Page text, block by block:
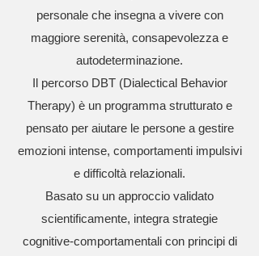
personale che insegna a vivere con
maggiore serenità, consapevolezza e
autodeterminazione.
Il percorso DBT (Dialectical Behavior
Therapy) è un programma strutturato e
pensato per aiutare le persone a gestire
emozioni intense, comportamenti impulsivi
e difficoltà relazionali.
Basato su un approccio validato
scientificamente, integra strategie
cognitive-comportamentali con principi di